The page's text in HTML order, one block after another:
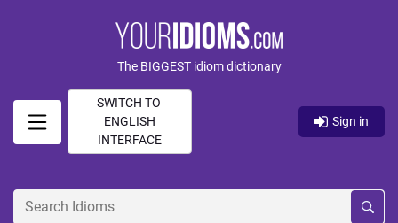
The BIGGEST idiom dictionary
SWITCH TO
ENGLISH
INTERFACE
Sign in